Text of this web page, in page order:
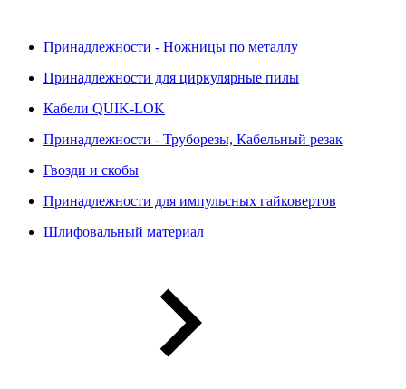
Принадлежности - Ножницы по металлу
Принадлежности для циркулярные пилы
Кабели QUIK-LOK
Принадлежности - Труборезы, Кабельный резак
Гвозди и скобы
Принадлежности для импульсных гайковертов
Шлифовальный материал